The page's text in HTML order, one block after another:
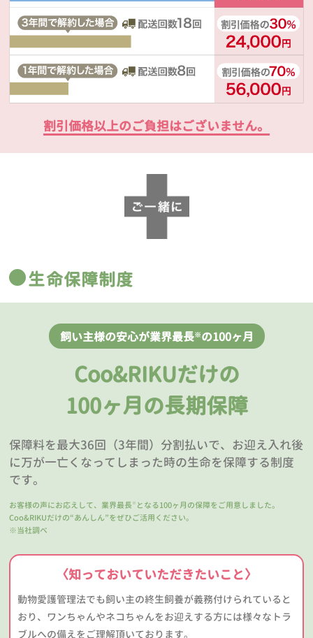
割引価格以上のご負担はございません。
生命保障制度
飼い主様の安心が業界最長※の100ヶ月
Coo&RIKUだけの
100ヶ月の長期保障
保障料を最大36回（3年間）分割払いで、お迎え入れ後
に万が一亡くなってしまった時の生命を保障する制度
です。
お客様の声にお応えして、業界最長 ※ となる100ヶ月の保障をご用意しました。
Coo&RIKUだけの“あんしん”をぜひご活用ください。
※当社調べ
〈知っておいていただきたいこと〉
動物愛護管理法でも飼い主の終生飼養が義務付けられていると
おり、ワンちゃんやネコちゃんをお迎えする方には様々なトラ
ブルへの備えをご理解頂いております。